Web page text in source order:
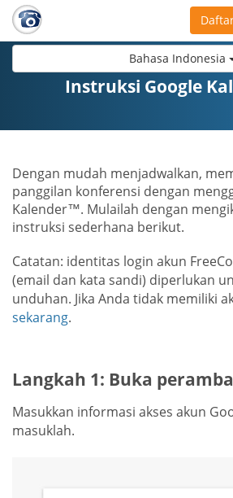
Bahasa Indonesia
Instruksi Google
Dengan mudah menjadwalkan,
panggilan konferensi dengan
Kalender™. Mulailah dengan
instruksi sederhana berikut.
Catatan: identitas login akun
(email dan kata sandi) diperlukan
unduhan. Jika Anda tidak memiliki
sekarang.
Langkah 1: Buka
Masukkan informasi akses akun
masuklah.